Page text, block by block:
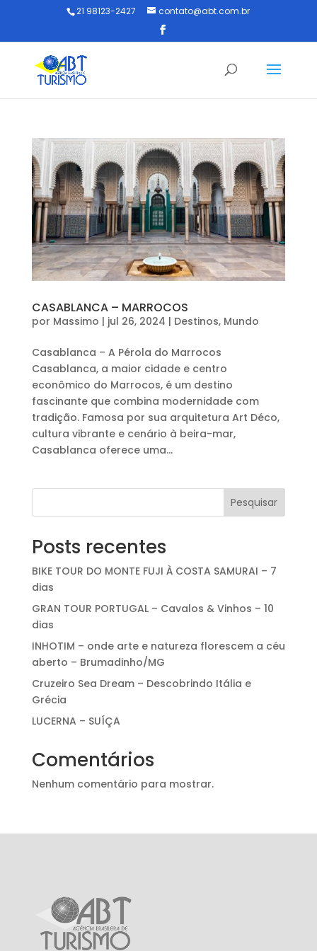
21 98123-2427 contato@abt.com.br
CASABLANCA – MARROCOS
por Massimo | jul 26, 2024 | Destinos, Mundo
Casablanca – A Pérola do Marrocos
Casablanca, a maior cidade e centro
econômico do Marrocos, é um destino
fascinante que combina modernidade com
tradição. Famosa por sua arquitetura Art Déco,
cultura vibrante e cenário à beira-mar,
Casablanca oferece uma...
Pesquisar
Posts recentes
BIKE TOUR DO MONTE FUJI À COSTA SAMURAI – 7
dias
GRAN TOUR PORTUGAL – Cavalos & Vinhos – 10
dias
INHOTIM – onde arte e natureza florescem a céu
aberto – Brumadinho/MG
Cruzeiro Sea Dream – Descobrindo Itália e
Grécia
LUCERNA – SUÍÇA
Comentários
Nenhum comentário para mostrar.